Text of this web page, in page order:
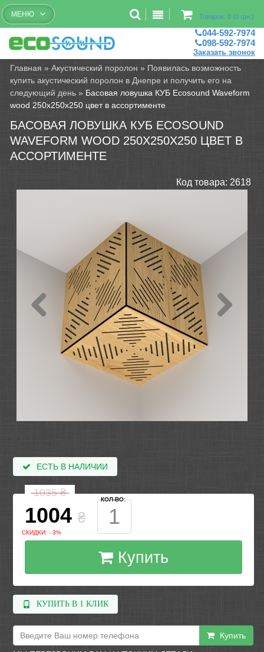
Бесплатный рассчет помещений
Товаров: 0 (0 грн.)
МЕНЮ
044-592-7974
098-592-7974
Заказать звонок
Главная »Акустический поролон » Появилась возможность
купить акустический поролон в Днепре и получить его на
следующий день » Басовая ловушка КУБ Ecosound Waveform
wood 250x250x250 цвет в ассортименте
БАСОВАЯ ЛОВУШКА КУБ ECOSOUND
WAVEFORM WOOD 250X250X250 ЦВЕТ В
АССОРТИМЕНТЕ
Код товара: 2618
ЕСТЬ В НАЛИЧИИ
1035₴
1004 ₴
СКИДКИ: - 3%
КОЛ-ВО:
Купить
КУПИТЬ В 1 КЛИК
Купить